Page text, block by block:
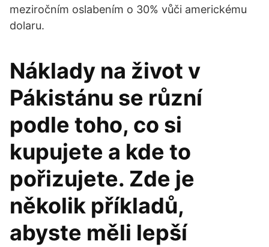
meziročním oslabením o 30% vůči americkému
dolaru.
Náklady na život v
Pákistánu se různí
podle toho, co si
kupujete a kde to
pořizujete. Zde je
několik příkladů,
abyste měli lepší